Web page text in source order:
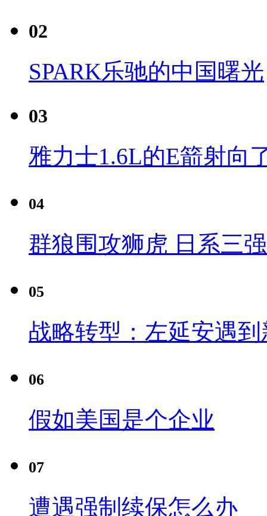
02
SPARK乐驰的中国曙光
03
雅力士1.6L的E箭射向
04
群狼围攻狮虎 日系三
05
战略转型：左延安遇
06
假如美国是个企业
07
遭遇强制续保怎么办